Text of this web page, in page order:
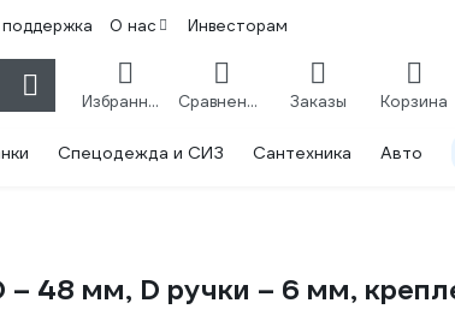
О нас Инвесторам
Избранное Сравнение Заказы Корзина
Спецодежда и СИЗ Сантехника Авто
48 мм, D ручки – 6 мм,